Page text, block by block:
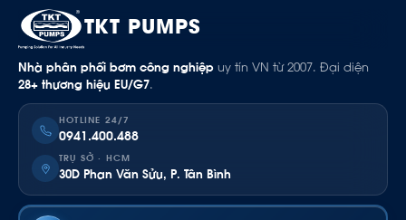
TKT PUMPS
Nhà phân phối bơm công nghiệp uy tín VN từ 2007. Đại diện
28+ thương hiệu EU/G7.
HOTLINE 24/7
0941.400.488
TRỤ SỞ · HCM
30D Phan Văn Sửu, P. Tân Bình